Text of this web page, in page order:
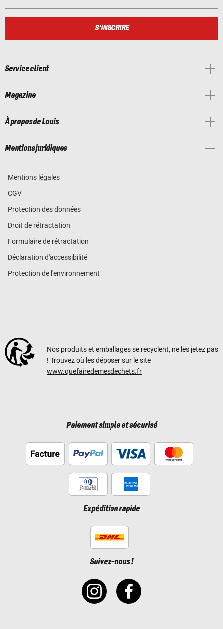
S'INSCRIRE
Service client
Magazine
À propos de Louis
Mentions juridiques
Mentions légales
CGV
Protection des données
Droit de rétractation
Formulaire de rétractation
Déclaration d'accessibilité
Protection de l'environnement
Nos produits et emballages se recyclent, ne les jetez pas
! Trouvez où les déposer sur le site
www.quefairedemesdechets.fr
Paiement simple et sécurisé
Expédition rapide
Suivez-nous !